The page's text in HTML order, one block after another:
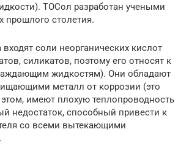
ТОСол разработан учеными
прошлого столетия.
соли неорганических кислот
силикатов, поэтому его относят к
жидкостям). Они обладают
металл от коррозии (это
имеют плохую теплопроводность
недостаток, способный привести к
со всеми вытекающими